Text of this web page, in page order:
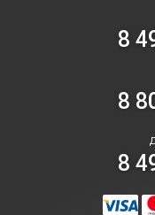
8
8
8